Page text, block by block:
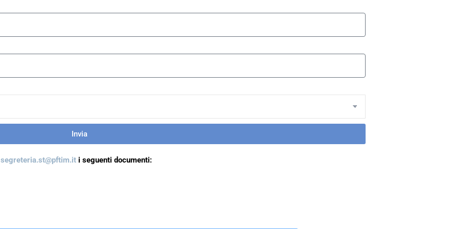
Invia
segreteria.st@pftim.it i seguenti documenti: